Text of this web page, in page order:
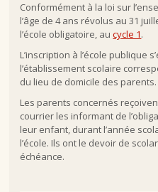
Conformément à la loi sur
l’âge de 4 ans révolus au 31
l’école obligatoire, aucycle 1.
L’inscription à l’école publique
l’établissement scolaire
du lieu de domicile des parents.
Les parents concernés
courrier les informant de
leur enfant, durant l’année
l’école. Ils ont le devoir de
échéance.